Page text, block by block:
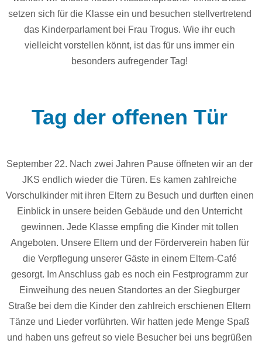
setzen sich für die Klasse ein und besuchen stellvertretend
das Kinderparlament bei Frau Trogus. Wie ihr euch
vielleicht vorstellen könnt, ist das für uns immer ein
besonders aufregender Tag!
Tag der offenen Tür
September 22. Nach zwei Jahren Pause öffneten wir an der
JKS endlich wieder die Türen. Es kamen zahlreiche
Vorschulkinder mit ihren Eltern zu Besuch und durften einen
Einblick in unsere beiden Gebäude und den Unterricht
gewinnen. Jede Klasse empfing die Kinder mit tollen
Angeboten. Unsere Eltern und der Förderverein haben für
die Verpflegung unserer Gäste in einem Eltern-Café
gesorgt. Im Anschluss gab es noch ein Festprogramm zur
Einweihung des neuen Standortes an der Siegburger
Straße bei dem die Kinder den zahlreich erschienen Eltern
Tänze und Lieder vorführten. Wir hatten jede Menge Spaß
und haben uns gefreut so viele Besucher bei uns begrüßen